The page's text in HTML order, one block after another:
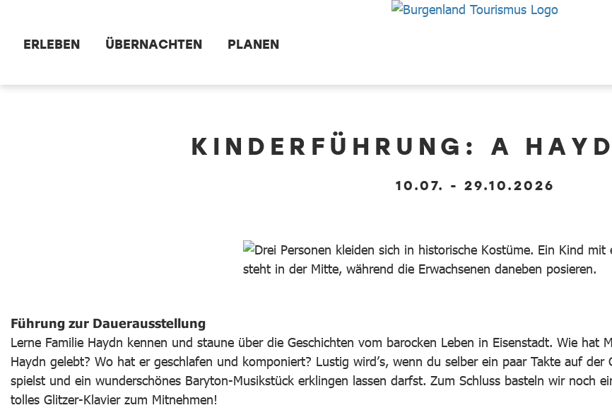
ERLEBEN ÜBERNACHTEN PLANEN
KINDERFÜHRUNG: A
10.07. - 29.10.2026
Führung zur Dauerausstellung
Lerne Familie Haydn kennen und staune über die Geschichten vom barocken Leben in Eisenstadt. Wie hat
Haydn gelebt? Wo hat er geschlafen und komponiert? Lustig wird’s, wenn du selber ein paar Takte auf der
spielst und ein wunderschönes Baryton-Musikstück erklingen lassen darfst. Zum Schluss basteln wir noch
tolles Glitzer-Klavier zum Mitnehmen!